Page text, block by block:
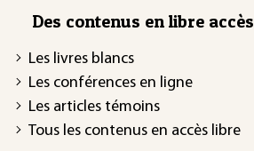
Des contenus en libre accès
Les livres blancs
Les conférences en ligne
Les articles témoins
Tous les contenus en accès libre